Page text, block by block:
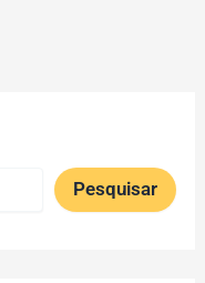
Pesquisar